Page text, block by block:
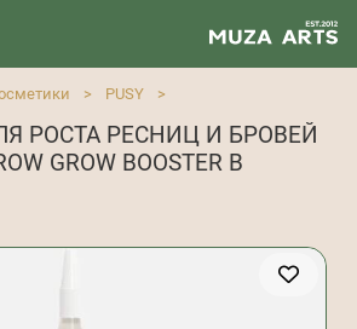
> PUSY
>
РОСТА РЕСНИЦ И БРОВЕЙ
GROW BOOSTER В